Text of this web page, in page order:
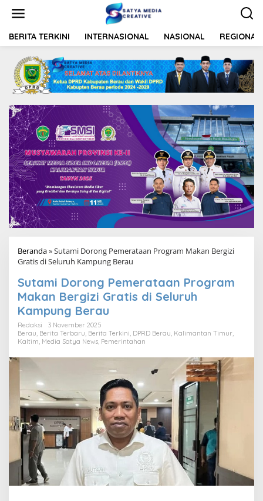
t
BERITA TERKINI INTERNASIONAL NASIONAL REGIONAL
Beranda»Sutami Dorong Pemerataan Program Makan Bergizi
Gratis di Seluruh Kampung Berau
Sutami Dorong Pemerataan Program
Makan Bergizi Gratis di Seluruh
Kampung Berau
Redaksi
3 November 2025
Berau Berita Terbaru Berita Terkini DPRD Berau Kalimantan Timur
Kaltim Media Satya News Pemerintahan